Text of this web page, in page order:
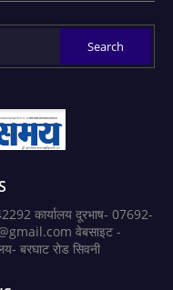
कार्यालय दूरभाष- 07692-
वेबसाइट -
बरघाट रोड सिवनी